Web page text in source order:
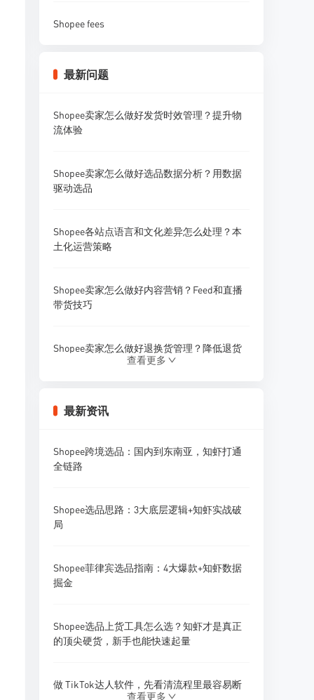
Shopee fees
最新问题
Shopee卖家怎么做好发货时效管理？提升物
流体验
Shopee卖家怎么做好选品数据分析？用数据
驱动选品
Shopee各站点语言和文化差异怎么处理？本
土化运营策略
Shopee卖家怎么做好内容营销？Feed和直播
带货技巧
Shopee卖家怎么做好退换货管理？降低退货
Shopee卖家怎么做好Listing优化？标题、主
图、详情页全攻略
Shopee卖家怎么做好多店铺广告投放？广告
Shopee卖家怎么做好采购预算管理？资金规
Shopee卖家怎么做好供应商开发？1688找供
Shopee卖家怎么做好新品研发和产品迭代？
查看更多
最新资讯
Shopee跨境选品：国内到东南亚，知虾打通
全链路
Shopee选品思路：3大底层逻辑+知虾实战破
局
Shopee菲律宾选品指南：4大爆款+知虾数据
掘金
Shopee选品上货工具怎么选？知虾才是真正
的顶尖硬货，新手也能快速起量
做 TikTok达人软件，先看清流程里最容易断
查看更多